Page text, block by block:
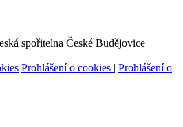
spořitelna České Budějovice
Prohlášení o cookies | Prohlášení o